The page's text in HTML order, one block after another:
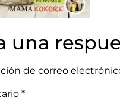
una
de correo
*